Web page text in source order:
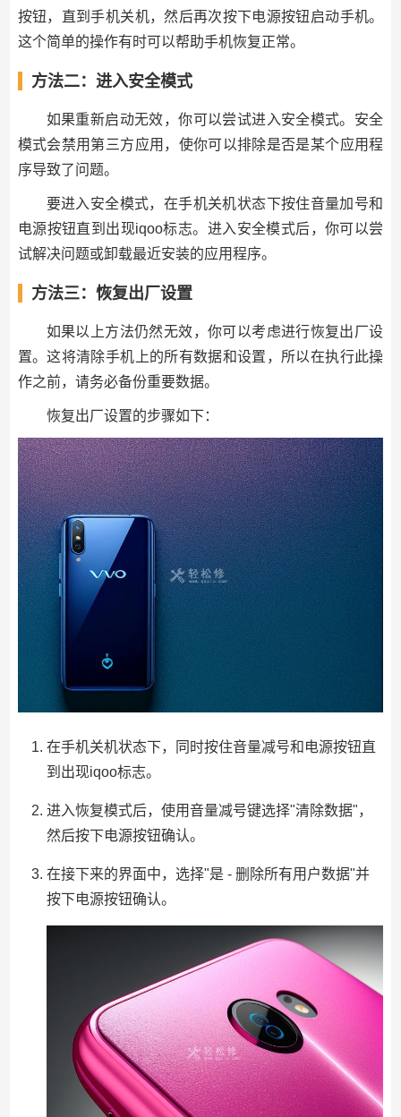
按钮，直到手机关机，然后再次按下电源按钮启动手机。
这个简单的操作有时可以帮助手机恢复正常。
方法二：进入安全模式
如果重新启动无效，你可以尝试进入安全模式。安全
模式会禁用第三方应用，使你可以排除是否是某个应用程
序导致了问题。
要进入安全模式，在手机关机状态下按住音量加号和
电源按钮直到出现iqoo标志。进入安全模式后，你可以尝
试解决问题或卸载最近安装的应用程序。
方法三：恢复出厂设置
如果以上方法仍然无效，你可以考虑进行恢复出厂设
置。这将清除手机上的所有数据和设置，所以在执行此操
作之前，请务必备份重要数据。
恢复出厂设置的步骤如下：
在手机关机状态下，同时按住音量减号和电源按钮直
到出现iqoo标志。
进入恢复模式后，使用音量减号键选择"清除数据"，
然后按下电源按钮确认。
在接下来的界面中，选择"是 - 删除所有用户数据"并
按下电源按钮确认。